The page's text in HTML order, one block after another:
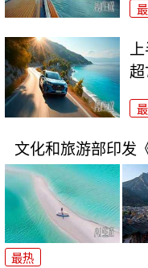
文化和旅游部印发
最热